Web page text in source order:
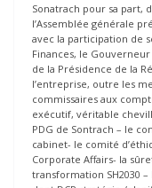
Sonatrach pour sa part,
l’Assemblée générale
avec la participation de
Finances, le
de la Présidence de la
l’entreprise, outre les
commissaires aux
exécutif, véritable
PDG de Sontrach – le
cabinet- le comité
Corporate Affairs- la
transformation SH2030